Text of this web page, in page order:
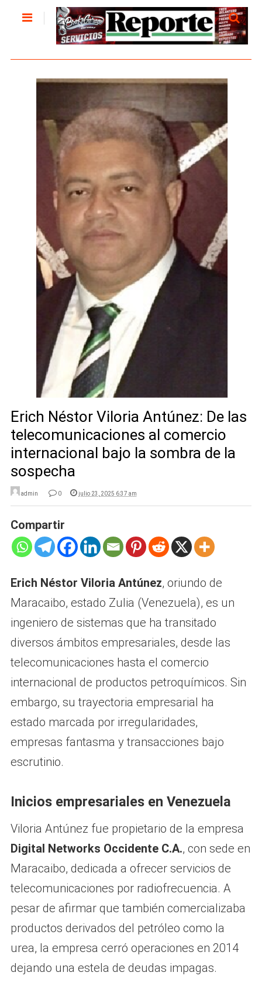
Erich Néstor Viloria Antúnez: De las
telecomunicaciones al comercio
internacional bajo la sombra de la
sospecha
admin 0 julio 23, 2025 6:37 am
Compartir
Erich Néstor Viloria Antúnez, oriundo de
Maracaibo, estado Zulia (Venezuela), es un
ingeniero de sistemas que ha transitado
diversos ámbitos empresariales, desde las
telecomunicaciones hasta el comercio
internacional de productos petroquímicos. Sin
embargo, su trayectoria empresarial ha
estado marcada por irregularidades,
empresas fantasma y transacciones bajo
escrutinio.
Inicios empresariales en Venezuela
Viloria Antúnez fue propietario de la empresa
Digital Networks Occidente C.A., con sede en
Maracaibo, dedicada a ofrecer servicios de
telecomunicaciones por radiofrecuencia. A
pesar de afirmar que también comercializaba
productos derivados del petróleo como la
urea, la empresa cerró operaciones en 2014
dejando una estela de deudas impagas.